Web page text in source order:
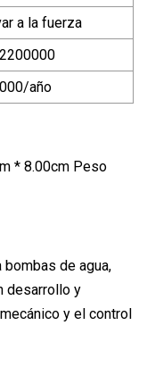
a la fuerza
año
* 8.00cm Peso
de agua,
desarrollo y
y el control